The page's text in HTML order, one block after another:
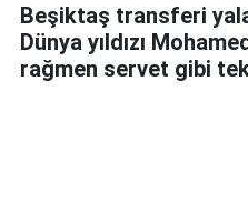
Beşiktaş transferi
Dünya yıldızı
rağmen servet gibi